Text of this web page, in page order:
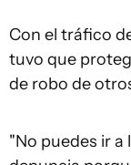
Con el tráfico
tuvo que
de robo de
"No puedes ir a